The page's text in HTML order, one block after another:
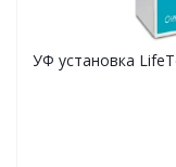
УФ установка